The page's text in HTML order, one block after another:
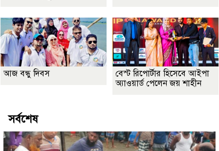
আজ বন্ধু দিবস
বেস্ট রিপোর্টার হিসেবে আইপা
অ্যাওয়ার্ড পেলেন জয় শাহীন
সর্বশেষ